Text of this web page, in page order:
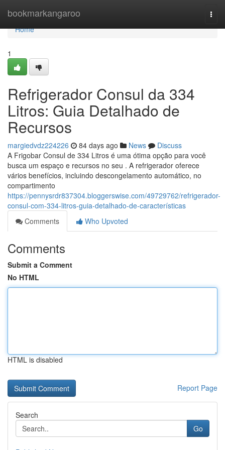
bookmarkangaroo
Home
Home
1
Refrigerador Consul da 334
Litros: Guia Detalhado de
Recursos
margiedvdz224226 84 days ago News
Discuss
A Frigobar Consul de 334 Litros é uma ótima opção para você
busca um espaço e recursos no seu . A refrigerador oferece
vários benefícios, incluindo descongelamento automático, no
compartimento
https://pennysrdr837304.bloggerswise.com/49729762/refrigerador-
consul-com-334-litros-guia-detalhado-de-características
Comments
Who Upvoted
Comments
Submit a Comment
No HTML
HTML is disabled
Report Page
Search
Go